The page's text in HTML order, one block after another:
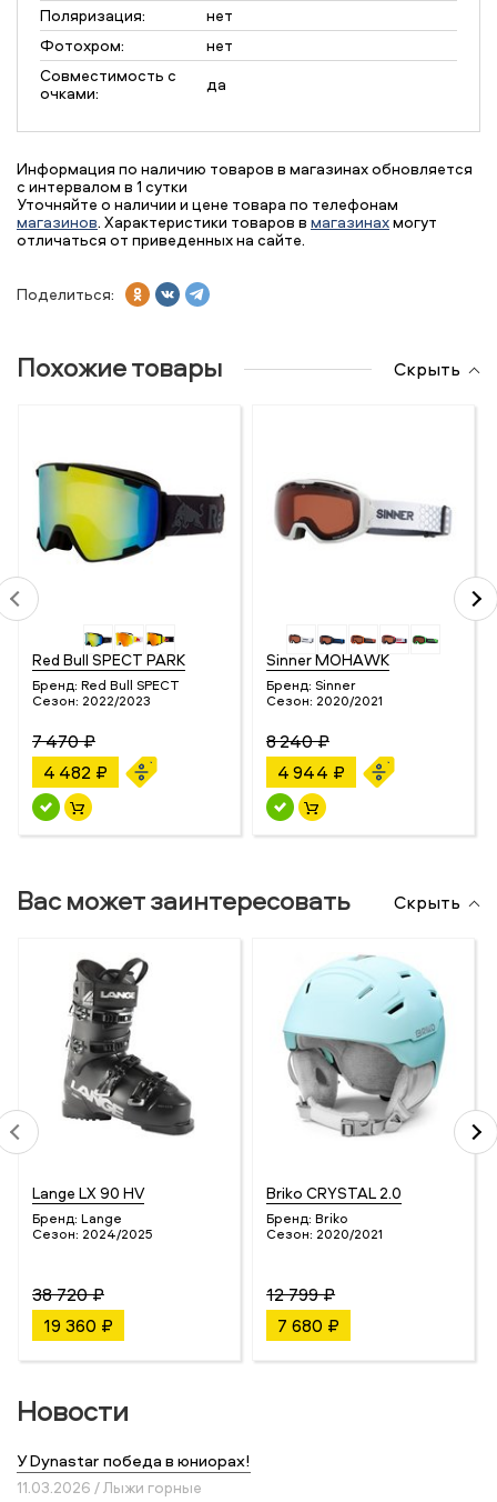
Поляризация:
нет
Фотохром:
нет
Совместимость с
очками:
да
Информация по наличию товаров в магазинах обновляется
с интервалом в 1 сутки
Уточняйте о наличии и цене товара по телефонам
магазинов. Характеристики товаров в магазинахмогут
отличаться от приведенных на сайте.
Поделиться:
Похожие товары Скрыть
Red Bull SPECT PARK
Бренд: Red Bull SPECT
Сезон: 2022/2023
7 470 ₽
4 482 ₽
Sinner MOHAWK
Бренд: Sinner
Сезон: 2020/2021
8 240 ₽
4 944 ₽
Вас может заинтересовать Скрыть
Lange LX 90 HV
Бренд: Lange
Сезон: 2024/2025
38 720 ₽
19 360 ₽
Briko CRYSTAL 2.0
Бренд: Briko
Сезон: 2020/2021
12 799 ₽
7 680 ₽
Новости
У Dynastar победа в юниорах!
11.03.2026 / Лыжи горные